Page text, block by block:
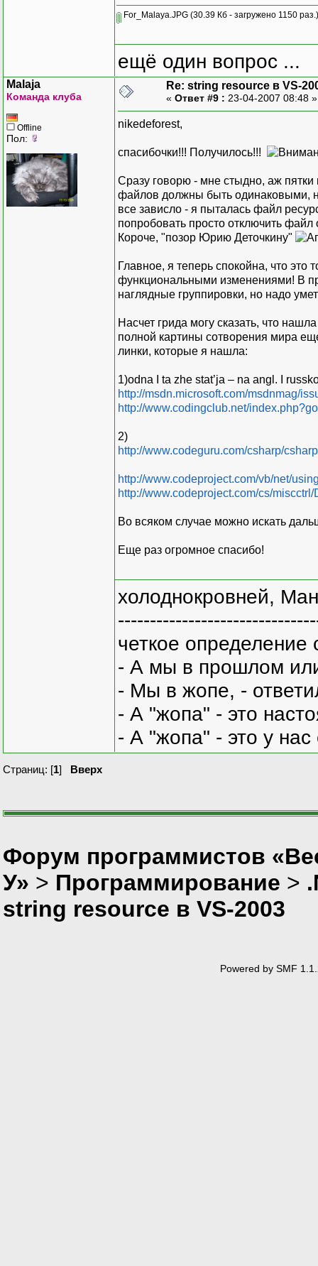
For_Malaya.JPG (30.39 Кб - загружено 1150 раз.)
ещё один вопрос ...
Malaja
Команда клуба
Offline
Пол:
Re: string resource в VS-
« Ответ #9 : 23-04-2007 08:48
nikedeforest,
спасибочки!!! Получилось!!!
Сразу говорю - мне стыдно, аж
файлов должны быть одинаковыми,
все зависло - я пыталась файл
попробовать просто отключить
Короче, "позор Юрию Деточкину"
Главное, я теперь спокойна, что
функциональными изменениями! В
наглядные группировки, но надо
Насчет грида могу сказать, что
полной картины сотворения мира
линки, которые я нашла:
1)odna I ta zhe stat’ja – na angl. I
http://msdn.microsoft.com/msdnmag/
http://www.codingclub.net/
2)
http://www.codeguru.com/csharp/
http://www.codeproject.com/vb/net/
http://www.codeproject.com/cs/
Во всяком случае можно искать
Еще раз огромное спасибо!
холоднокровней,
четкое
- А мы в прошлом
- Мы в жопе, -
- А "жопа" - это
- А "жопа" - это у
Страниц: [1] Вверх
Форум программистов
У» > Программирование >
string resource в VS-2003
Powered by SMF